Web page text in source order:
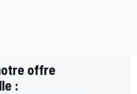
offre
: